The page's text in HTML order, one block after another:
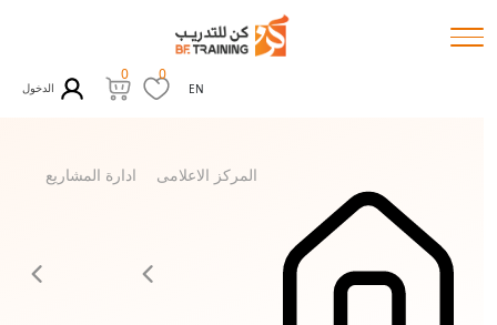
EN
0
0
الدخول
المركز الاعلامى ادارة المشاريع